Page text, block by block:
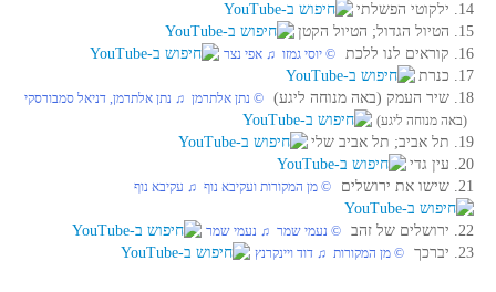
14. ילקוטי הפשלתי
15. הטיול הגדול; הטיול הקטן
16. קוראים לנו ללכת
© יוסי גמזו ♫ אפי נצר
17. כנרת
18. שיר העמק (באה מנוחה ליגע)
© נתן אלתרמן ♫ נתן אלתרמן, דניאל סמבורסקי
(באה מנוחה ליגע)
19. תל אביב; תל אביב שלי
20. עין גדי
21. שישו את ירושלים
© מן המקורות ועקיבא נוף ♫ עקיבא נוף
22. ירושלים של זהב © נעמי שמר ♫ נעמי שמר
23. יברכך © מן המקורות ♫ דוד ויינקרנץ